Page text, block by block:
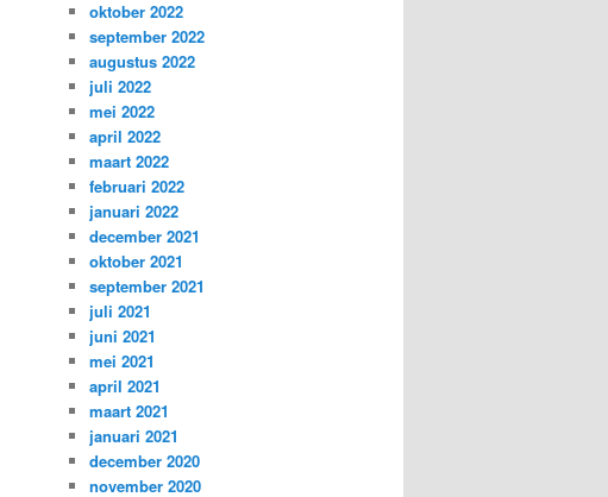
oktober 2022
september 2022
augustus 2022
juli 2022
mei 2022
april 2022
maart 2022
februari 2022
januari 2022
december 2021
oktober 2021
september 2021
juli 2021
juni 2021
mei 2021
april 2021
maart 2021
januari 2021
december 2020
november 2020